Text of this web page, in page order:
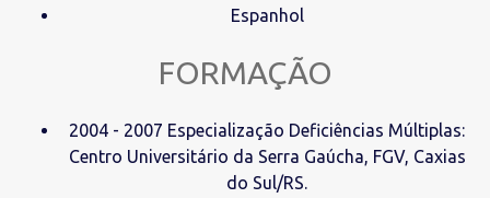
Espanhol
FORMAÇÃO
2004 - 2007 Especialização Deficiências Múltiplas:
Centro Universitário da Serra Gaúcha, FGV, Caxias
do Sul/RS.